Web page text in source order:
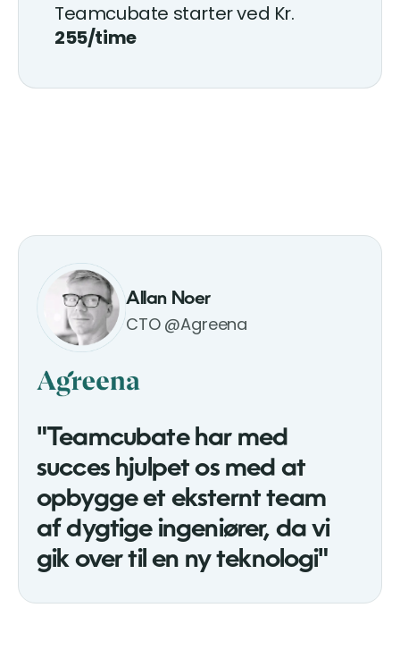
Teamcubate starter ved Kr.
255/time
Allan Noer
CTO @Agreena
"Teamcubate har med
succes hjulpet os med at
opbygge et eksternt team
af dygtige ingeniører, da vi
gik over til en ny teknologi"